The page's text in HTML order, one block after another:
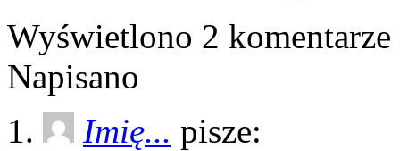
Wyświetlono 2 komentarze
Napisano
Imię... pisze: